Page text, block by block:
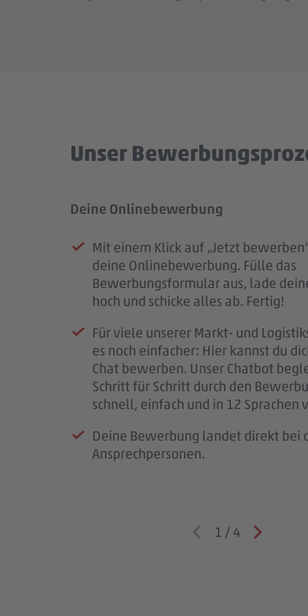
Unser
Deine Onlinebewerbung
Mit einem Klick auf „Jetzt
deine Onlinebewerbung. Fülle das
Bewerbungsformular aus, lade
hoch und schicke alles ab. Fertig!
Für viele unserer Markt- und
es noch einfacher: Hier kannst du
Chat bewerben. Unser Chatbot
Schritt für Schritt durch den
schnell, einfach und in 12 Sprachen
Deine Bewerbung landet direkt bei
Ansprechpersonen.
Prüfung deiner Bewerbung
Sobald deine Bewerbung bei uns
ist, erhältst du eine
Mail.
melden uns so schnell wie möglich
für deine Geduld – jede Bewerbung
wichtig.
Wenn wir Rückfragen haben,
Unser Kennenlernen
Deine Bewerbung hat uns
laden wir dich zu einem persönlichen
Kennenlernen ein.
PENNY, deinem möglichen
Team – und wir lernen dich besser
Dein Start im #teampenny
Nach unserem Kennenlernen
eine finale Rückmeldung.
Wenn alles passt, klären wir die
bald im #teampenny willkommen
1 / 4